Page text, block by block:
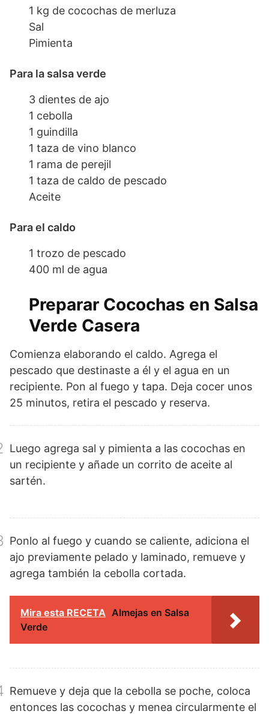
1 kg de cocochas de merluza
Sal
Pimienta
Para la salsa verde
3 dientes de ajo
1 cebolla
1 guindilla
1 taza de vino blanco
1 rama de perejil
1 taza de caldo de pescado
Aceite
Para el caldo
1 trozo de pescado
400 ml de agua
Preparar Cocochas en Salsa
Verde Casera
Comienza elaborando el caldo. Agrega el
pescado que destinaste a él y el agua en un
recipiente. Pon al fuego y tapa. Deja cocer unos
25 minutos, retira el pescado y reserva.
Luego agrega sal y pimienta a las cocochas en
un recipiente y añade un corrito de aceite al
sartén.
Ponlo al fuego y cuando se caliente, adiciona el
ajo previamente pelado y laminado, remueve y
agrega también la cebolla cortada.
Mira esta RECETA Almejas en Salsa
Verde
Remueve y deja que la cebolla se poche, coloca
entonces las cocochas y menea circularmente el